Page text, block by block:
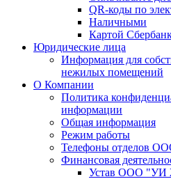
QR-коды по
Наличными
Картой
Юридические лица
Информация для
нежилых помещений
О Компании
Политика
информации
Общая информация
Режим работы
Телефоны отделов
Финансовая
Устав ООО "УИ